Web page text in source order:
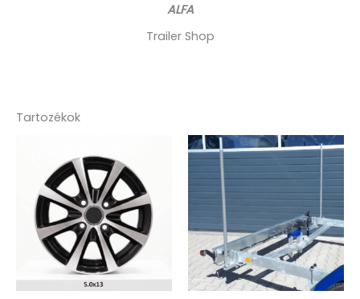
ALFA
Trailer Shop
Tartozékok